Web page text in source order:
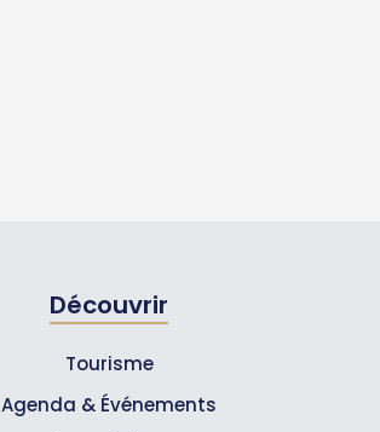
Découvrir
Tourisme
Agenda & Événements